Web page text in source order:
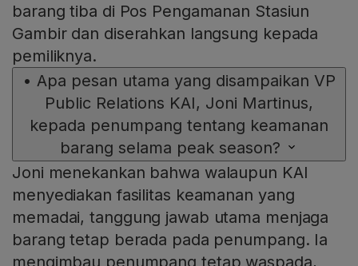
barang tiba di Pos Pengamanan Stasiun
Gambir dan diserahkan langsung kepada
pemiliknya.
• Apa pesan utama yang disampaikan VP
Public Relations KAI, Joni Martinus,
kepada penumpang tentang keamanan
barang selama peak season?
Joni menekankan bahwa walaupun KAI
menyediakan fasilitas keamanan yang
memadai, tanggung jawab utama menjaga
barang tetap berada pada penumpang. Ia